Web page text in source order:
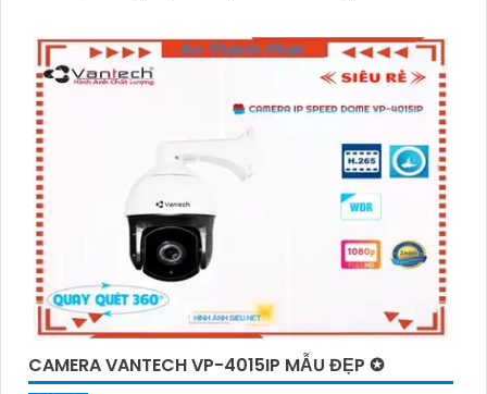
CAMERA VANTECH VP-4015IP MẪU ĐẸP ✪